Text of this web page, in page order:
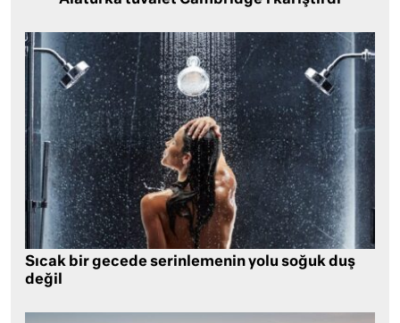
Sıcak bir gecede serinlemenin yolu soğuk duş
değil